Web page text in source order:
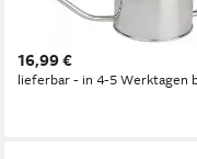
Blumengießkanne
Wasserkanne
16,99 €
lieferbar - in 4-5 Werktagen